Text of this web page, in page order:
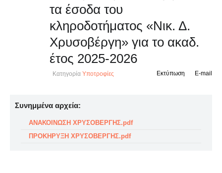
τα έσοδα του
κληροδοτήματος «Νικ. Δ.
Χρυσοβέργη» για το ακαδ.
έτος 2025-2026
Κατηγορία Υποτροφίες E-mail
Εκτύπωση
Συνημμένα αρχεία:
ΑΝΑΚΟΙΝΩΣΗ ΧΡΥΣΟΒΕΡΓΗΣ.pdf
ΠΡΟΚΗΡΥΞΗ ΧΡΥΣΟΒΕΡΓΗΣ.pdf